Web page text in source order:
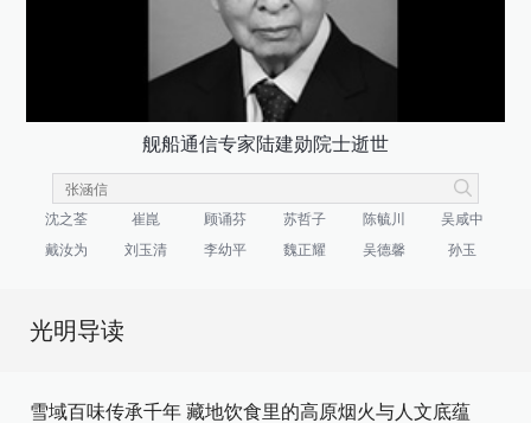
舰船通信专家陆建勋院士逝世
沈之荃 崔崑 顾诵芬 苏哲子 陈毓川
吴咸中
戴汝为
刘玉清 李幼平 魏正耀 吴德馨 孙玉
光明导读
雪域百味传承千年 藏地饮食里的高原烟火与人文底蕴